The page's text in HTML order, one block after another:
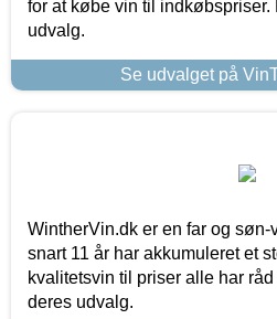
for at købe vin til indkøbspriser.
udvalg.
Se udvalget på
WintherVin.dk er en far og
snart 11 år har akkumuleret et
kvalitetsvin til priser alle har
deres udvalg.